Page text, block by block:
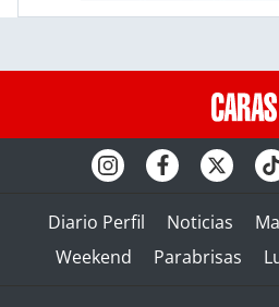
Diario Perfil Noticias
Weekend
Parabrisas